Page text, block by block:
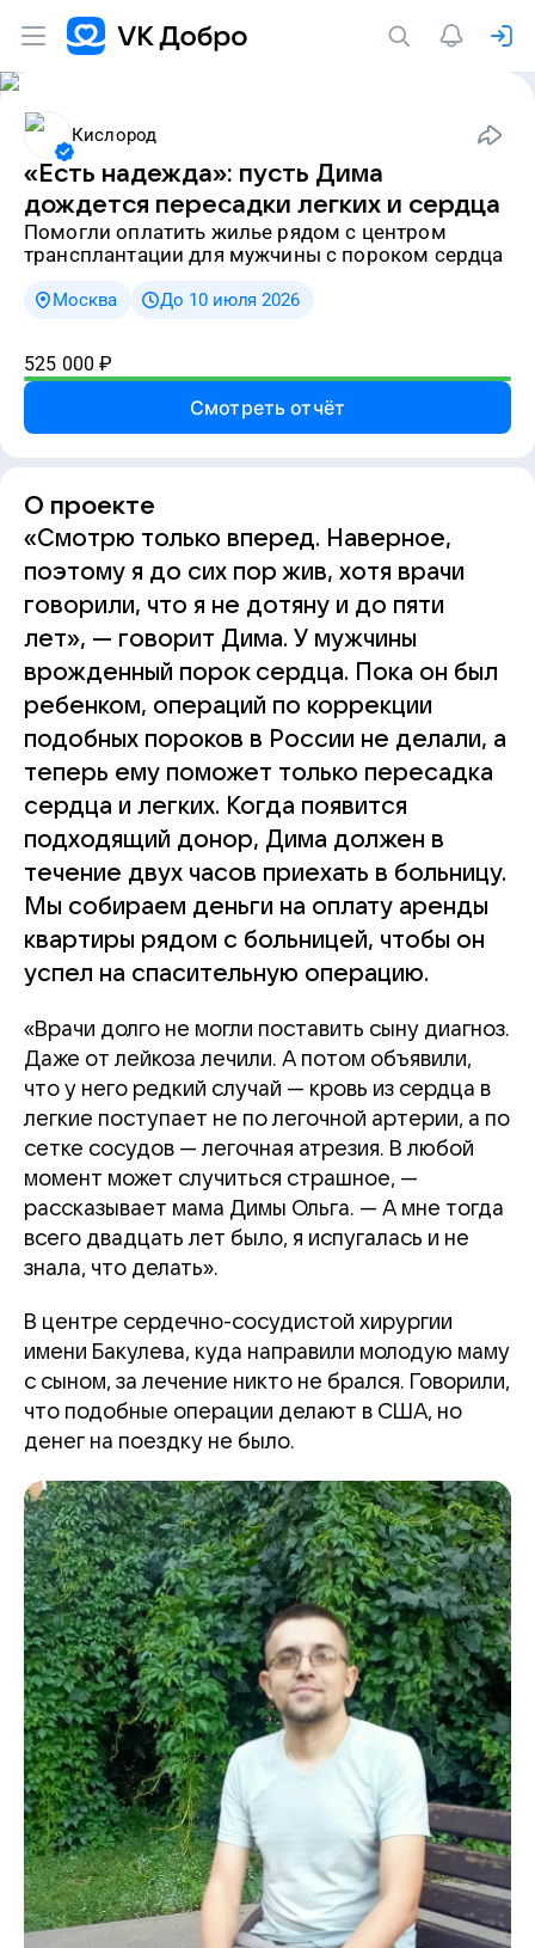
Кислород
«Есть надежда»: пусть Дима
дождется пересадки легких и сердца
Помогли оплатить жилье рядом с центром
трансплантации для мужчины с пороком сердца
Москва До 10 июля 2026
525 000 ₽
Смотреть отчёт
О проекте
«Смотрю только вперед. Наверное,
поэтому я до сих пор жив, хотя врачи
говорили, что я не дотяну и до пяти
лет», — говорит Дима. У мужчины
врожденный порок сердца. Пока он был
ребенком, операций по коррекции
подобных пороков в России не делали, а
теперь ему поможет только пересадка
сердца и легких. Когда появится
подходящий донор, Дима должен в
течение двух часов приехать в больницу.
Мы собираем деньги на оплату аренды
квартиры рядом с больницей, чтобы он
успел на спасительную операцию.
«Врачи долго не могли поставить сыну диагноз.
Даже от лейкоза лечили. А потом объявили,
что у него редкий случай — кровь из сердца в
легкие поступает не по легочной артерии, а по
сетке сосудов — легочная атрезия. В любой
момент может случиться страшное, —
рассказывает мама Димы Ольга. — А мне тогда
всего двадцать лет было, я испугалась и не
знала, что делать».
В центре сердечно-сосудистой хирургии
имени Бакулева, куда направили молодую маму
с сыном, за лечение никто не брался. Говорили,
что подобные операции делают в США, но
денег на поездку не было.